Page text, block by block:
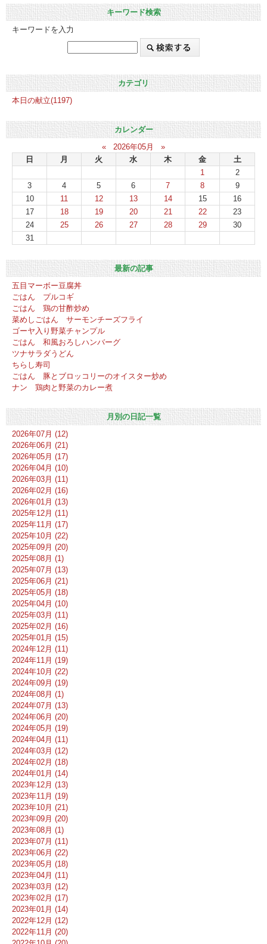
キーワード検索
キーワードを入力
カテゴリ
本日の献立(1197)
カレンダー
«
2026年05月
»
日
月 火 水 木 金
土
1
2
3
4 5 6 7 8
9
10
11 12 13 14 15
16
17
18 19 20 21 22
23
24
25 26 27 28 29
30
31
最新の記事
五目マーボー豆腐丼
ごはん プルコギ
ごはん 鶏の甘酢炒め
菜めしごはん サーモンチーズフライ
ゴーヤ入り野菜チャンプル
ごはん 和風おろしハンバーグ
ツナサラダうどん
ちらし寿司
ごはん 豚とブロッコリーのオイスター炒め
ナン 鶏肉と野菜のカレー煮
月別の日記一覧
2026年07月 (12)
2026年06月 (21)
2026年05月 (17)
2026年04月 (10)
2026年03月 (11)
2026年02月 (16)
2026年01月 (13)
2025年12月 (11)
2025年11月 (17)
2025年10月 (22)
2025年09月 (20)
2025年08月 (1)
2025年07月 (13)
2025年06月 (21)
2025年05月 (18)
2025年04月 (10)
2025年03月 (11)
2025年02月 (16)
2025年01月 (15)
2024年12月 (11)
2024年11月 (19)
2024年10月 (22)
2024年09月 (19)
2024年08月 (1)
2024年07月 (13)
2024年06月 (20)
2024年05月 (19)
2024年04月 (11)
2024年03月 (12)
2024年02月 (18)
2024年01月 (14)
2023年12月 (13)
2023年11月 (19)
2023年10月 (21)
2023年09月 (20)
2023年08月 (1)
2023年07月 (11)
2023年06月 (22)
2023年05月 (18)
2023年04月 (11)
2023年03月 (12)
2023年02月 (17)
2023年01月 (14)
2022年12月 (12)
2022年11月 (20)